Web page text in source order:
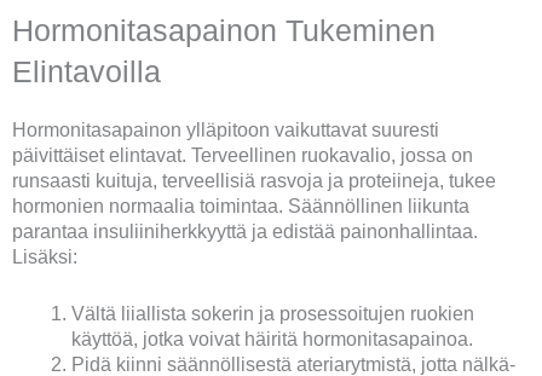
Hormonitasapainon Tukeminen
Elintavoilla
Hormonitasapainon ylläpitoon vaikuttavat suuresti
päivittäiset elintavat. Terveellinen ruokavalio, jossa on
runsaasti kuituja, terveellisiä rasvoja ja proteiineja, tukee
hormonien normaalia toimintaa. Säännöllinen liikunta
parantaa insuliiniherkkyyttä ja edistää painonhallintaa.
Lisäksi:
Vältä liiallista sokerin ja prosessoitujen ruokien
käyttöä, jotka voivat häiritä hormonitasapainoa.
Pidä kiinni säännöllisestä ateriarytmistä, jotta nälkä-